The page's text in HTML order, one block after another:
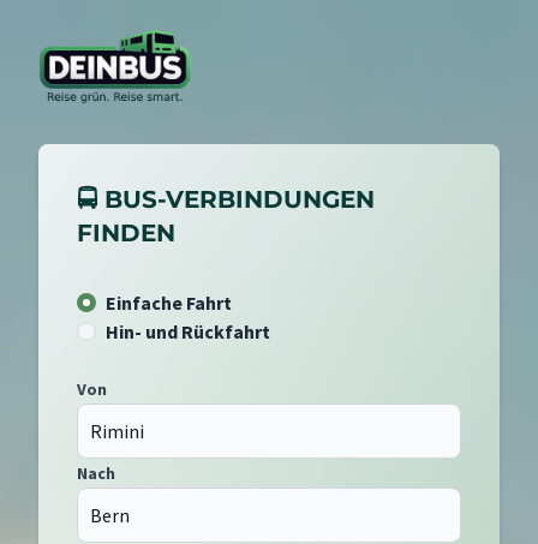
🚍 BUS-VERBINDUNGEN
FINDEN
Einfache Fahrt
Hin- und Rückfahrt
Von
Nach